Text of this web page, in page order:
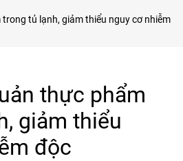
tủ lạnh, giảm thiểu nguy cơ nhiễm
thực phẩm
giảm thiểu
độc